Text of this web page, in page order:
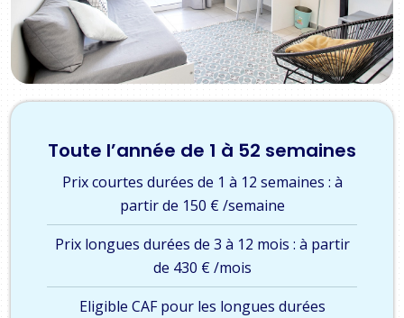
Toute l’année de 1 à 52 semaines
Prix courtes durées de 1 à 12 semaines : à
partir de 150 € /semaine
Prix longues durées de 3 à 12 mois : à partir
de 430 € /mois
Eligible CAF pour les longues durées